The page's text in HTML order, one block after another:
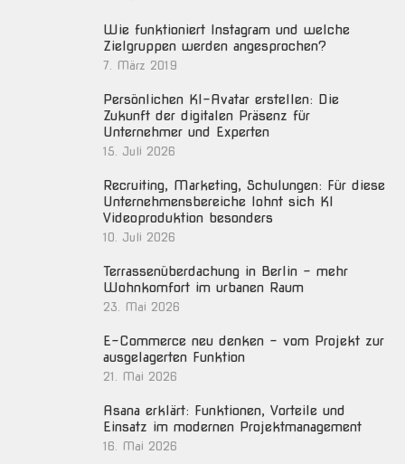
Wie funktioniert Instagram und welche
Zielgruppen werden angesprochen?
7. März 2019
Persönlichen KI-Avatar erstellen: Die
Zukunft der digitalen Präsenz für
Unternehmer und Experten
15. Juli 2026
Recruiting, Marketing, Schulungen: Für diese
Unternehmensbereiche lohnt sich KI
Videoproduktion besonders
10. Juli 2026
Terrassenüberdachung in Berlin – mehr
Wohnkomfort im urbanen Raum
23. Mai 2026
E-Commerce neu denken – vom Projekt zur
ausgelagerten Funktion
21. Mai 2026
Asana erklärt: Funktionen, Vorteile und
Einsatz im modernen Projektmanagement
16. Mai 2026